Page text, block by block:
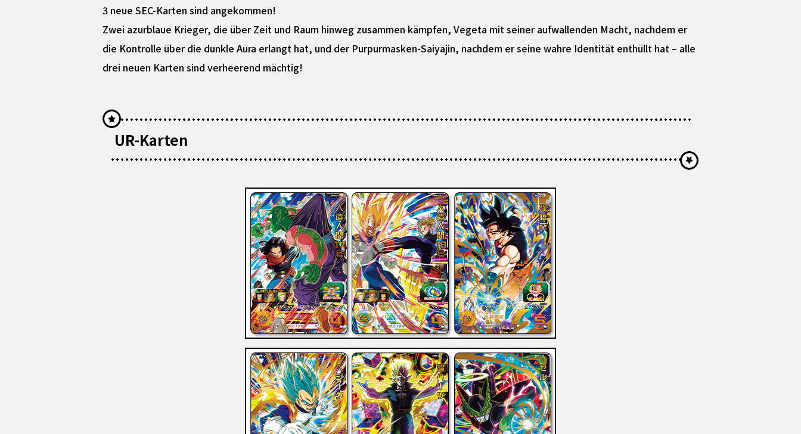
3 neue SEC-Karten sind angekommen!
Zwei azurblaue Krieger, die über Zeit und Raum hinweg zusammen kämpfen, Vegeta mit seiner aufwallenden Macht, nachdem er
die Kontrolle über die dunkle Aura erlangt hat, und der Purpurmasken-Saiyajin, nachdem er seine wahre Identität enthüllt hat – alle
drei neuen Karten sind verheerend mächtig!
UR-Karten